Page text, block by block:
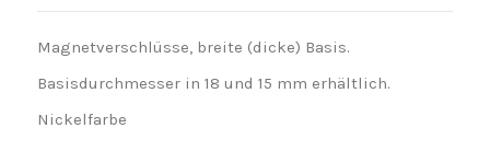
Magnetverschlüsse, breite (dicke) Basis.
Basisdurchmesser in 18 und 15 mm erhältlich.
Nickelfarbe